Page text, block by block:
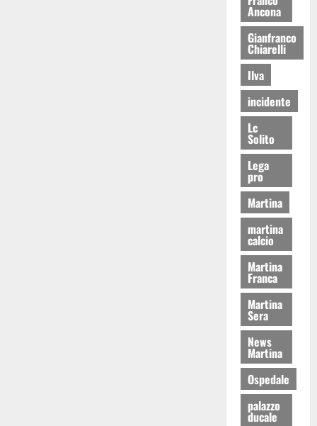
Ancona
Gianfranco
Chiarelli
Ilva
incidente
Lc
Solito
Lega
pro
Martina
martina
calcio
Martina
Franca
Martina
Sera
News
Martina
Ospedale
palazzo
ducale